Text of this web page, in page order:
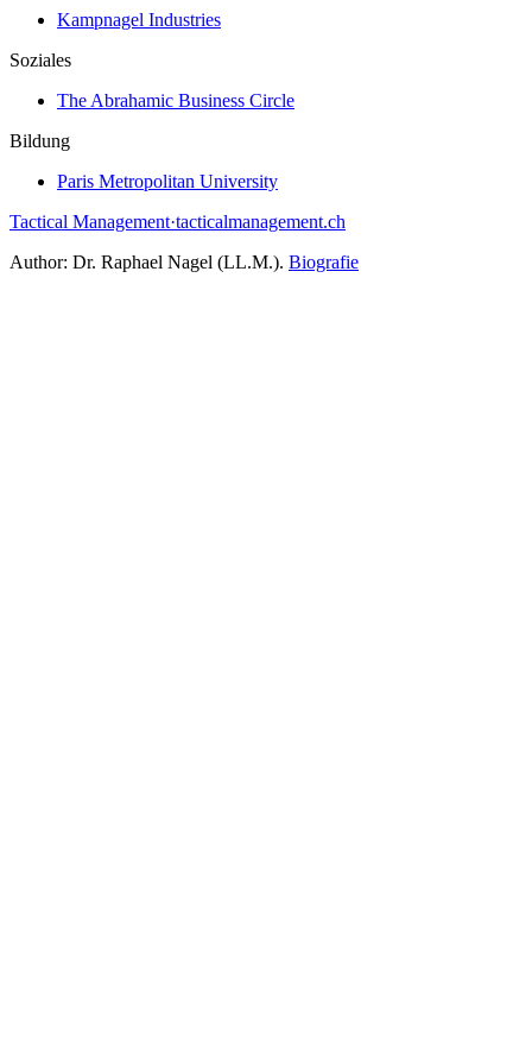
Kampnagel Industries
Soziales
The Abrahamic Business Circle
Bildung
Paris Metropolitan University
Tactical Management·tacticalmanagement.ch
Author: Dr. Raphael Nagel (LL.M.). Biografie